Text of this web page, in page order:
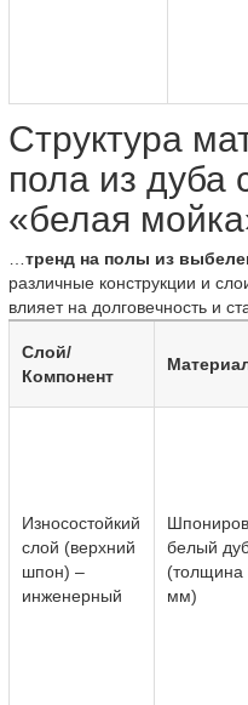
Структура
пола из дуба
«белая
тренд на полы из
различные конструкции и
влияет на долговечность и
Слой/
Компонент
Износостойкий
слой (верхний
шпон) –
инженерный
белый
(толщина
мм)